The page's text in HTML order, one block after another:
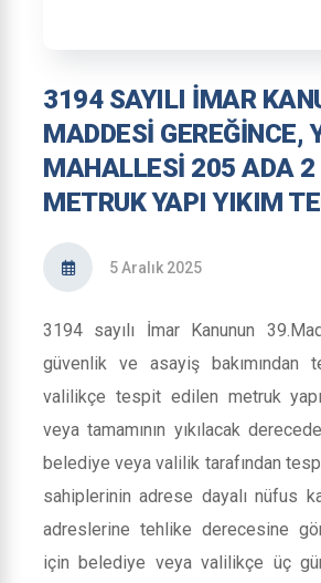
3194 SAYILI İMAR
MADDESİ GEREĞİNCE,
MAHALLESİ 205 ADA 2
METRUK YAPI YIKIM
5 Aralık 2025
3194 sayılı İmar Kanunun
güvenlik ve asayiş bakımından
valilikçe tespit edilen metruk
veya tamamının yıkılacak
belediye veya valilik tarafından
sahiplerinin adrese dayalı nüfus
adreslerine tehlike derecesine
için belediye veya valilikçe üç